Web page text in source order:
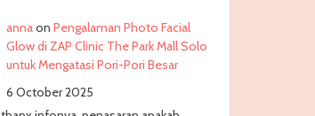
annaonPengalaman Photo Facial
Glow di ZAP Clinic The Park Mall Solo
untuk Mengatasi Pori-Pori Besar
6 October 2025